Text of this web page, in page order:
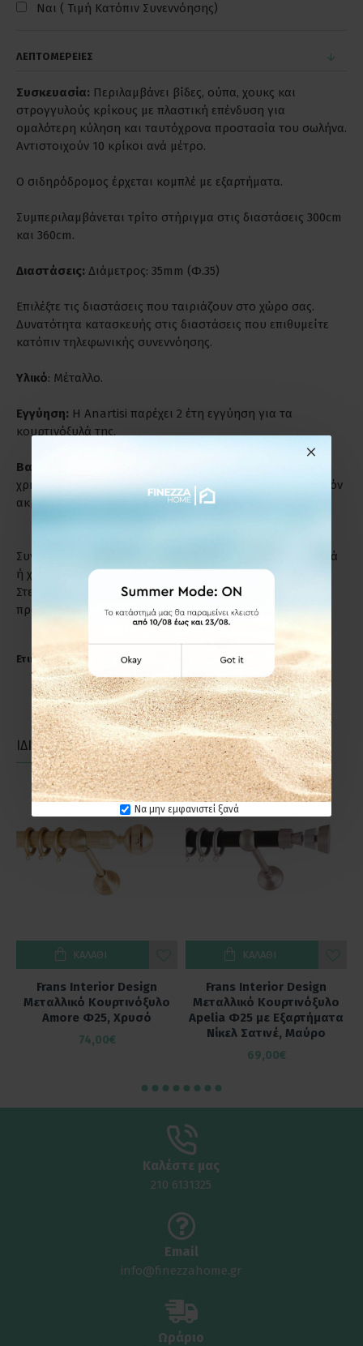
Να μην εμφανιστεί ξανά
Ναι ( Τιμή Κατόπιν Συνεννόησης)
ΛΕΠΤΟΜΕΡΕΙΕΣ
Συσκευασία: Περιλαμβάνει βίδες, ούπα, χουκς και
στρογγυλούς κρίκους με πλαστική επένδυση για
ομαλότερη κύληση και ταυτόχρονα προστασία του σωλήνα.
Αντιστοιχούν 10 κρίκοι ανά μέτρο.
Ο σιδηρόδρομος έρχεται κομπλέ με εξαρτήματα.
Συμπεριλαμβάνεται τρίτο στήριγμα στις διαστάσεις 300cm
και 360cm.
Διαστάσεις: Διάμετρος: 35mm (Φ.35)
Επιλέξτε τις διαστάσεις που ταιριάζουν στο χώρο σας.
Δυνατότητα κατασκευής στις διαστάσεις που επιθυμείτε
κατόπιν τηλεφωνικής συνεννόησης.
Υλικό: Μέταλλο.
Εγγύηση: Η Anartisi παρέχει 2 έτη εγγύηση για τα
κουρτινόξυλά της.
Βαριά Χρήση:
χρήση. Ενδύκνυνται για επαγγελματικούς χώρους γι' αυτόν
ακριβώς το λόγο.
Συντήρηση: Μη χρησιμοποιείτε απορρυπαντικά, καυστικά
ή χλωριούχα υγρά για τον καθαρισμό των προϊόντων.
Στεγνό πανί ή σκέτο νερό, αρκούν για να διατηρήσετε το
προϊόν σε άριστη κατάσταση.
Ετικέτες: Anartisi SUN Φ35 Κουρτινόξυλο Νίκελ Σατινέ
ΙΔΙΑΣ ΚΑΤΗΓΟΡΙΑΣ ΙΔΙΑΣ ΕΤΑΙΡΕΙΑΣ
Frans Interior Design
Μεταλλικό Κουρτινόξυλο
Amore Φ25, Χρυσό
74,00€
ΚΑΛΆΘΙ
Frans Interior Design
Μεταλλικό Κουρτινόξυλο
Apelia Φ25 με Εξαρτήματα
Νίκελ Σατινέ, Μαύρο
69,00€
ΚΑΛΆΘΙ
Καλέστε μας
210 6131325
Email
info@finezzahome.gr
Ωράριο